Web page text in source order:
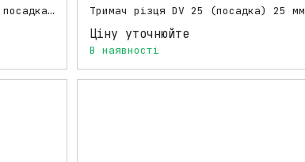
Круглий зуб (різець) BTK 03 — посадка 25 мм Тримач різця DV 25 (посадка) 25 мм
Ціну уточнюйте
В наявності